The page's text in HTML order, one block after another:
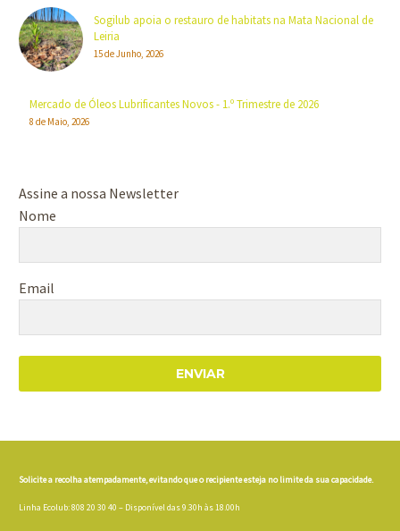
Sogilub apoia o restauro de habitats na Mata Nacional de
Leiria
15 de Junho, 2026
Mercado de Óleos Lubrificantes Novos - 1.º Trimestre de 2026
8 de Maio, 2026
Assine a nossa Newsletter
Nome
Email
ENVIAR
Solicite a recolha atempadamente, evitando que o recipiente esteja no limite da sua capacidade.
Linha Ecolub: 808 20 30 40 – Disponível das 9.30h às 18.00h